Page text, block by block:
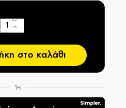
−
+
στο καλάθι